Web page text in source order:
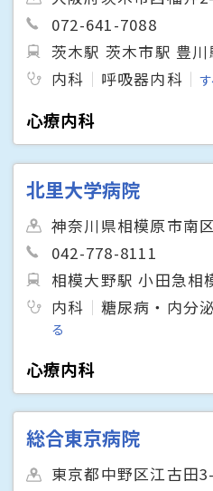
072-641-7088
茨木駅 茨木市駅 豊川
内科
呼吸器内科
心療内科
北里大学病院
神奈川県相模原市南
042-778-8111
相模大野駅 小田急相
内科
糖尿病・内分
る
心療内科
総合東京病院
東京都中野区江古田